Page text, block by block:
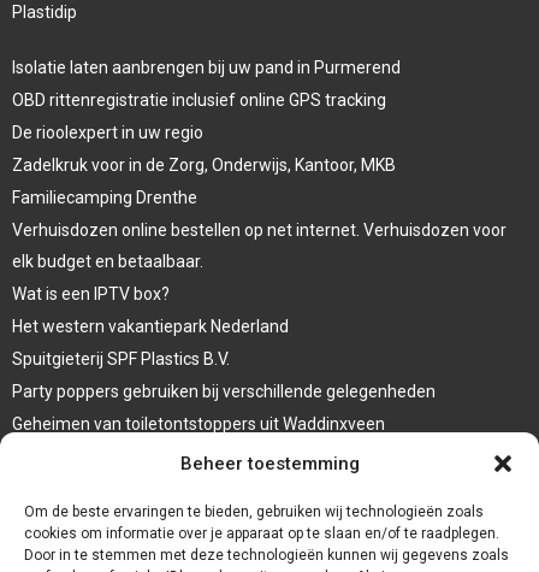
Beheer toestemming
Om de beste ervaringen te bieden, gebruiken wij technologieën zoals
cookies om informatie over je apparaat op te slaan en/of te raadplegen.
Door in te stemmen met deze technologieën kunnen wij gegevens zoals
Plastidip
Isolatie laten aanbrengen bij uw pand in Purmerend
OBD rittenregistratie inclusief online GPS tracking
De rioolexpert in uw regio
Zadelkruk voor in de Zorg, Onderwijs, Kantoor, MKB
Familiecamping Drenthe
Verhuisdozen online bestellen op net internet. Verhuisdozen voor
elk budget en betaalbaar.
Wat is een IPTV box?
Het western vakantiepark Nederland
Spuitgieterij SPF Plastics B.V.
Party poppers gebruiken bij verschillende gelegenheden
Geheimen van toiletontstoppers uit Waddinxveen
Vormen van terrasaankleding